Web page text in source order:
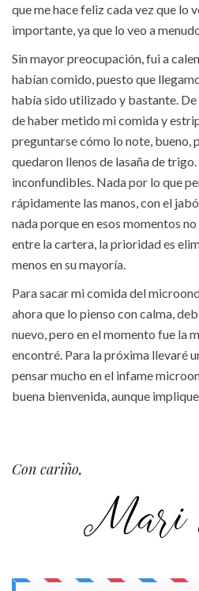
que me hace feliz cada vez que lo
importante, ya que lo veo a
Sin mayor preocupación, fui a
habían comido, puesto que
había sido utilizado y bastante.
de haber metido mi comida y
preguntarse cómo lo note, bueno,
quedaron llenos de lasaña de
inconfundibles. Nada por lo que
rápidamente las manos, con el
nada porque en esos momentos
entre la cartera, la prioridad es
menos en su mayoría.
Para sacar mi comida del
ahora que lo pienso con calma,
nuevo, pero en el momento fue la
encontré. Para la próxima llevaré
pensar mucho en el infame
buena bienvenida, aunque
Con cariño,